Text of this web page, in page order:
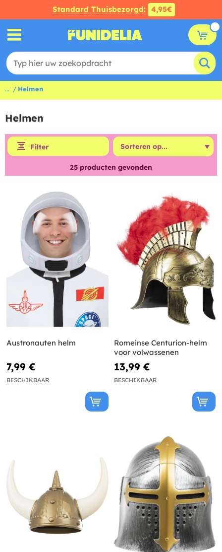
Standard Thuisbezorgd: 4,95€
... Helmen
Helmen
Filter
25 producten gevonden
Austronauten helm
7,99 €
BESCHIKBAAR
Romeinse Centurion-helm
voor volwassenen
13,99 €
BESCHIKBAAR